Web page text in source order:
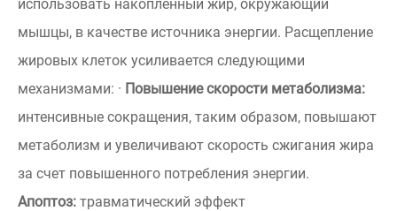
использовать накопленный жир, окружающий
мышцы, в качестве источника энергии. Расщепление
жировых клеток усиливается следующими
механизмами: · Повышение скорости метаболизма:
интенсивные сокращения, таким образом, повышают
метаболизм и увеличивают скорость сжигания жира
за счет повышенного потребления энергии.
Апоптоз: травматический эффект